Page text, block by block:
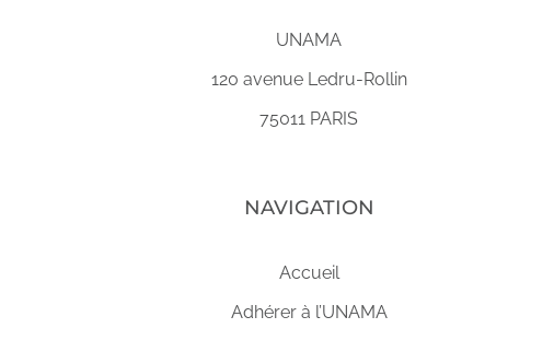
UNAMA
120 avenue Ledru-Rollin
75011 PARIS
NAVIGATION
Accueil
Adhérer à l’UNAMA